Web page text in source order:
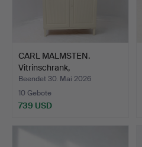
CARL MALMSTEN.
Vitrinschrank,
"Herrgården"…
Beendet 30. Mai 2026
10 Gebote
739 USD